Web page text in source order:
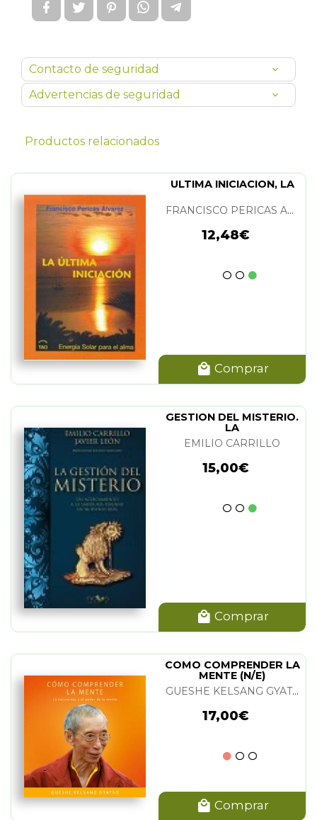
Contacto de seguridad
Advertencias de seguridad
Productos relacionados
ULTIMA INICIACION, LA
FRANCISCO PERICAS ALVAREZ
12,48€
Comprar
GESTION DEL MISTERIO.
LA
EMILIO CARRILLO
15,00€
Comprar
COMO COMPRENDER LA
MENTE (N/E)
GUESHE KELSANG GYATSO
17,00€
Comprar